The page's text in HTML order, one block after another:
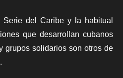
del Caribe y la habitual
que desarrollan cubanos
grupos solidarios son otros de